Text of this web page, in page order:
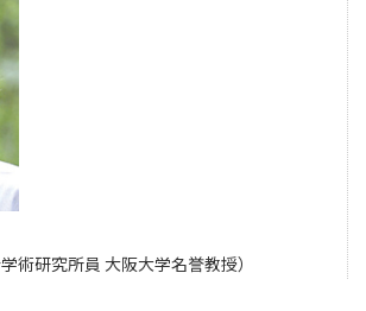
術研究所員 大阪大学名誉教授）